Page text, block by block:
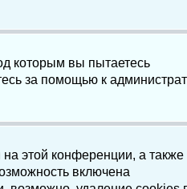
которым вы пытаетесь
за помощью к
этой конференции, а также
включена